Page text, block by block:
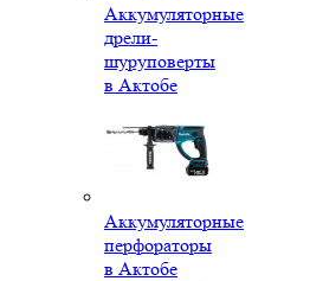
Аккумуляторные
дрели-
шуруповерты
в Актобе
Аккумуляторные
перфораторы
в Актобе